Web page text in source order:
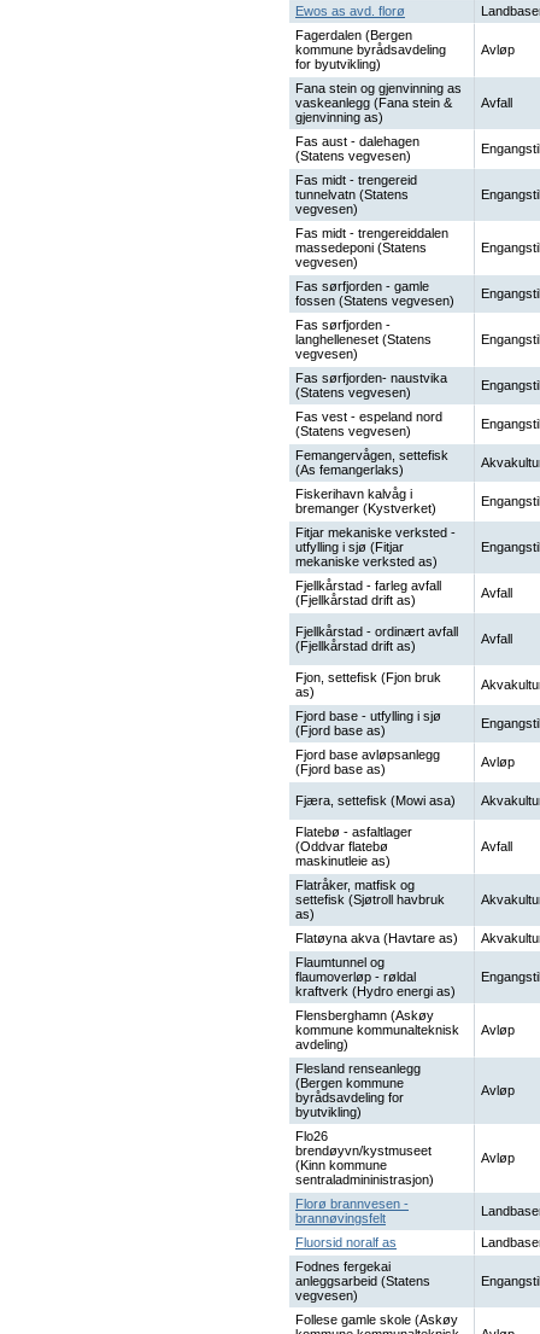
Ewos as avd. florø
Fagerdalen (Bergen
kommune byrådsavdeling
for byutvikling)
Avløp
Fana stein og gjenvinning as
vaskeanlegg (Fana stein &
gjenvinning as)
Avfall
Fas aust - dalehagen
(Statens vegvesen)
Fas midt - trengereid
tunnelvatn (Statens
vegvesen)
Fas midt - trengereiddalen
massedeponi (Statens
vegvesen)
Fas sørfjorden - gamle
fossen (Statens vegvesen)
Fas sørfjorden -
langhelleneset (Statens
vegvesen)
Fas sørfjorden- naustvika
(Statens vegvesen)
Fas vest - espeland nord
(Statens vegvesen)
Femangervågen, settefisk
(As femangerlaks)
Fiskerihavn kalvåg i
bremanger (Kystverket)
Fitjar mekaniske verksted -
utfylling i sjø (Fitjar
mekaniske verksted as)
Fjellkårstad - farleg avfall
(Fjellkårstad drift as)
Avfall
Fjellkårstad - ordinært avfall
(Fjellkårstad drift as)
Avfall
Fjon, settefisk (Fjon bruk
as)
Fjord base - utfylling i sjø
(Fjord base as)
Fjord base avløpsanlegg
(Fjord base as)
Avløp
Fjæra, settefisk (Mowi asa)
Flatebø - asfaltlager
(Oddvar flatebø
maskinutleie as)
Avfall
Flatråker, matfisk og
settefisk (Sjøtroll havbruk
as)
Flatøyna akva (Havtare as)
Flaumtunnel og
flaumoverløp - røldal
kraftverk (Hydro energi as)
Flensberghamn (Askøy
kommune kommunalteknisk
avdeling)
Avløp
Flesland renseanlegg
(Bergen kommune
byrådsavdeling for
byutvikling)
Avløp
Flo26
brendøyvn/kystmuseet
(Kinn kommune
sentraladmininistrasjon)
Avløp
Florø brannvesen -
brannøvingsfelt
Fluorsid noralf as
Fodnes fergekai
anleggsarbeid (Statens
vegvesen)
Follese gamle skole (Askøy